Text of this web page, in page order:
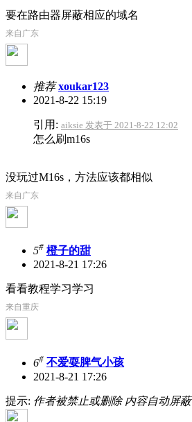
要在路由器屏蔽相应的域名
来自广东
推荐xoukar123
2021-8-22 15:19
引用: aiksie 发表于 2021-8-22 12:02
怎么刷m16s
没玩过M16s，方法应该都相似
来自广东
5# 橙子的甜
2021-8-21 17:26
看看教程学习学习
来自重庆
6# 不爱耍脾气小孩
2021-8-21 17:26
提示: 作者被禁止或删除 内容自动屏蔽